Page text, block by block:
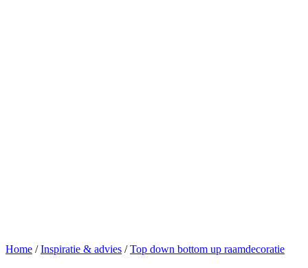
Home / Inspiratie & advies / Top down bottom up raamdecoratie